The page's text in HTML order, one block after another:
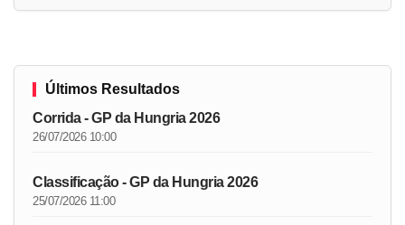
Últimos Resultados
Corrida - GP da Hungria 2026
26/07/2026 10:00
Classificação - GP da Hungria 2026
25/07/2026 11:00